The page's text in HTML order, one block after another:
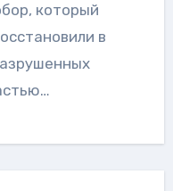
который
в